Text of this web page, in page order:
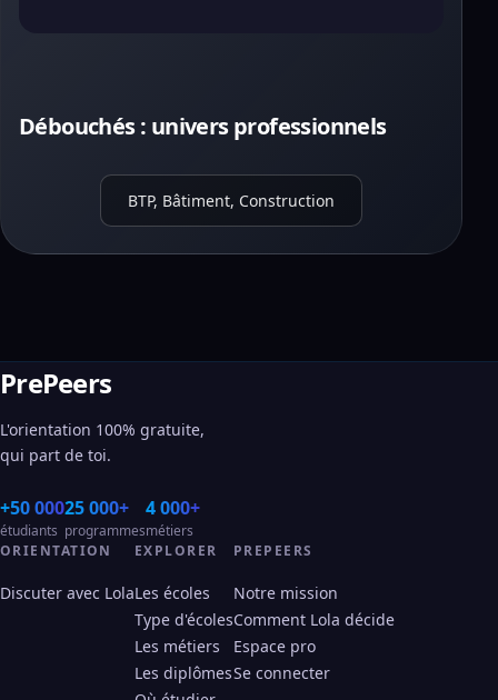
Débouchés : univers professionnels
BTP, Bâtiment, Construction
PrePeers
L'orientation 100% gratuite,
qui part de toi.
+50 000
étudiants
25 000+
programmes
4 000+
métiers
ORIENTATION
Discuter avec Lola
EXPLORER
Les écoles
Type d'écoles
Les métiers
Les diplômes
PREPEERS
Notre mission
Comment Lola décide
Espace pro
Se connecter